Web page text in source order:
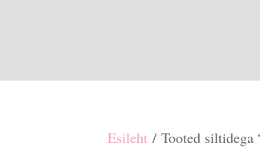
Esileht / Tooted siltidega